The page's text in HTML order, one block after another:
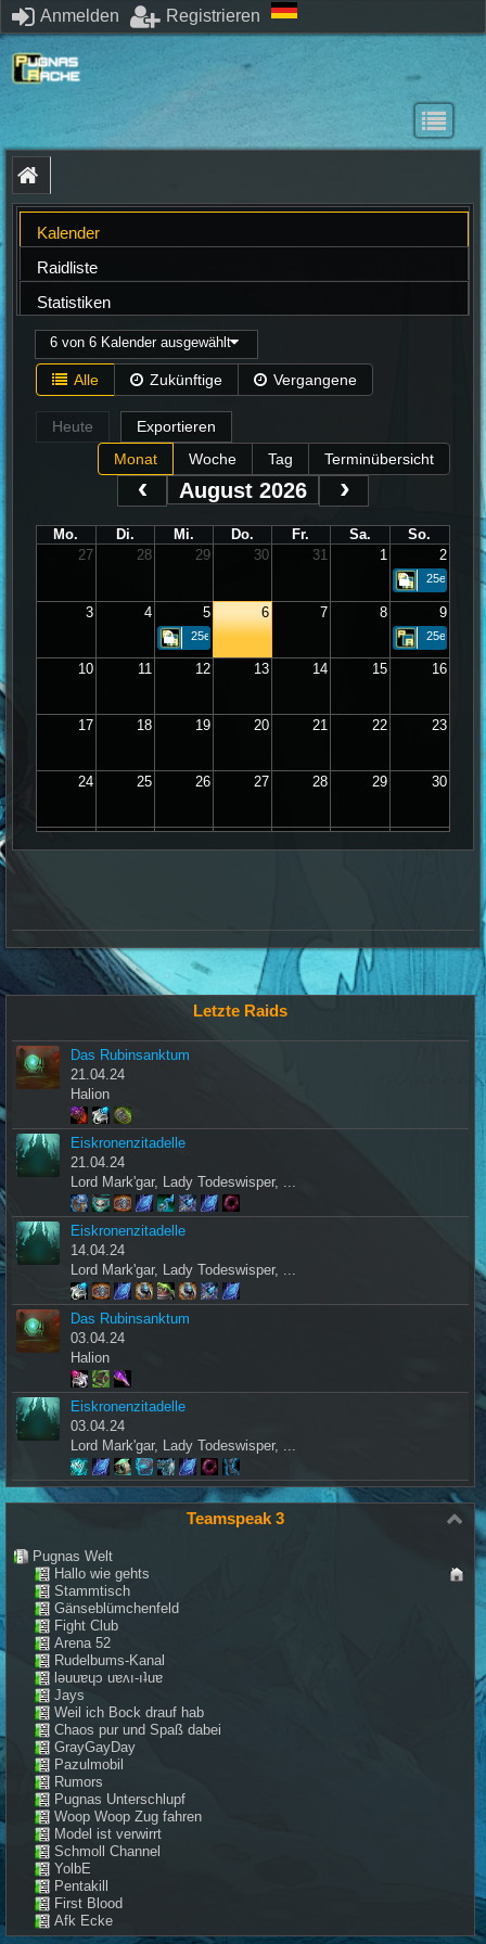
Anmelden Registrieren
Kalender
Raidliste
Statistiken
6 von 6 Kalender ausgewählt
Alle Zukünftige Vergangene
Heute
Exportieren
Monat
Woche Tag Terminübersicht
August 2026
Mo. Di. Mi. Do. Fr. Sa.
So.
27
28 29 30 31 1 2
25er
3 4 5 6 7 8 9
25er 25er
10 11 12 13 14 15 16
17 18 19 20 21 22 23
24 25 26 27 28 29 30
Letzte Raids
Das Rubinsanktum
21.04.24
Halion
Eiskronenzitadelle
21.04.24
Lord Mark'gar, Lady Todeswisper, ...
Eiskronenzitadelle
14.04.24
Lord Mark'gar, Lady Todeswisper, ...
Das Rubinsanktum
03.04.24
Halion
Eiskronenzitadelle
03.04.24
Lord Mark'gar, Lady Todeswisper, ...
Teamspeak 3
Pugnas Welt
Hallo wie gehts
Stammtisch
Gänseblümchenfeld
Fight Club
Arena 52
Rudelbums-Kanal
lǝuuɐɥɔ uɐʌı-ıʇuɐ
Jays
Weil ich Bock drauf hab
Chaos pur und Spaß dabei
GrayGayDay
Pazulmobil
Rumors
Pugnas Unterschlupf
Woop Woop Zug fahren
Model ist verwirrt
Schmoll Channel
YolbE
Pentakill
First Blood
Afk Ecke